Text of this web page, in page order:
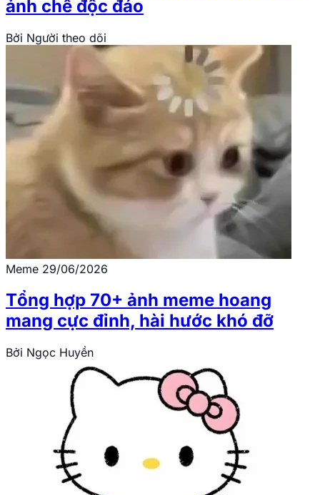
ảnh chế độc đáo
Bởi Người theo dõi
Meme 29/06/2026
Tổng hợp 70+ ảnh meme hoang
mang cực đỉnh, hài hước khó đỡ
Bởi Ngọc Huyền